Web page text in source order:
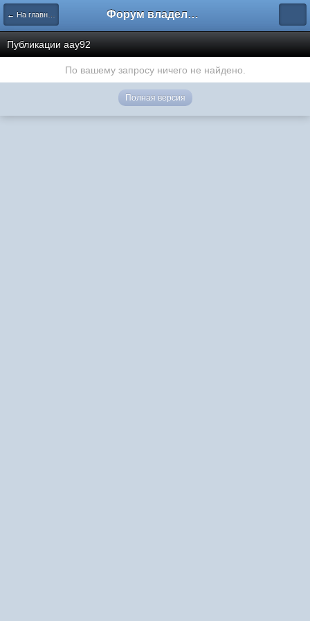
← На главную Форум владельцев интернет-магазинов
Публикации aay92
По вашему запросу ничего не найдено.
Полная версия